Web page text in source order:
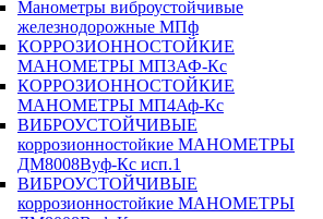
Манометры виброустойчивые
железнодорожные МПф
КОРРОЗИОННОСТОЙКИЕ
МАНОМЕТРЫ МП3АФ-Кс
КОРРОЗИОННОСТОЙКИЕ
МАНОМЕТРЫ МП4Аф-Кс
ВИБРОУСТОЙЧИВЫЕ
коррозионностойкие МАНОМЕТРЫ
ДМ8008Вуф-Кс исп.1
ВИБРОУСТОЙЧИВЫЕ
коррозионностойкие МАНОМЕТРЫ